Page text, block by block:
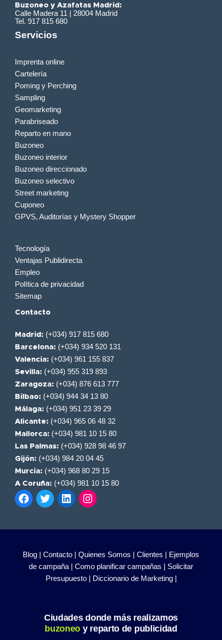
Buzoneo y Azafatas Madrid:
Calle Madera 11 | 28004 Madrid
Tel. 917 815 680
Servicios
Imprenta online
Cartelería
Poming y Perching
Sampling
Geomarketing
Parabriseado
Reparto en mano
Buzoneo
Buzoneo interior
Buzoneo direccionado
Buzoneo selectivo
Street marketing
Cuponeo
GPVS, Auditorías y Mystery Shopper
Tecnología
Ventajas Publidirecta
Empleo
Política de privacidad
Sitemap
Contacto
Madrid: (+034) 917 815 680
Barcelona: (+034) 934 520 131
Valencia: (+034) 961 155 837
Sevilla: (+034) 955 319 893
Zaragoza: (+034) 876 613 777
Bilbao: (+034) 944 34 13 80
Málaga: (+034) 951 23 39 29
Alicante: (+034) 965 06 48 32
Mallorca: (+034) 981 10 15 80
Las Palmas: (+034) 928 98 46 97
Gijón: (+034) 984 20 04 45
Murcia: (+034) 968 80 29 15
A Coruña: (+034) 981 10 15 80
Blog | Contacto | Quienes Somos | Clientes | Ejemplos
de campaña | Como planificar campañas | Solicitar
Presupuesto | Diccionario de Marketing |
Ciudades donde más realizamos
buzoneo y reparto de publicidad